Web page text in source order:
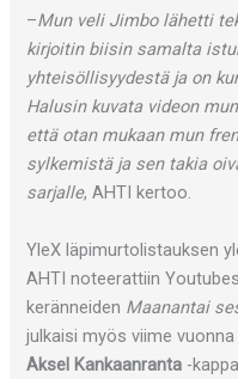
–Mun veli Jimbo lähetti
kirjoitin biisin samalta
yhteisöllisyydestä ja on
Halusin kuvata videon
että otan mukaan mun
sylkemistä ja sen takia
sarjalle, AHTI kertoo.
YleX läpimurtolistauksen
AHTI noteerattiin
keränneiden Maanantai
julkaisi myös viime
Aksel Kankaanranta -